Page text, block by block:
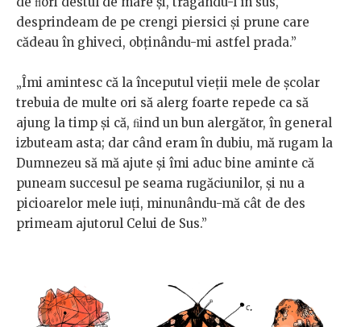
desprindeam de pe crengi piersici şi prune care
cădeau în ghiveci, obţinându-mi astfel prada.”
„Îmi amintesc că la începutul vieții mele de şcolar
trebuia de multe ori să alerg foarte repede ca să
ajung la timp şi că, ﬁind un bun alergător, în general
izbuteam asta; dar când eram în dubiu, mă rugam la
Dumnezeu să mă ajute şi îmi aduc bine aminte că
puneam succesul pe seama rugăciunilor, şi nu a
picioarelor mele iuţi, minunându-mă cât de des
primeam ajutorul Celui de Sus.”